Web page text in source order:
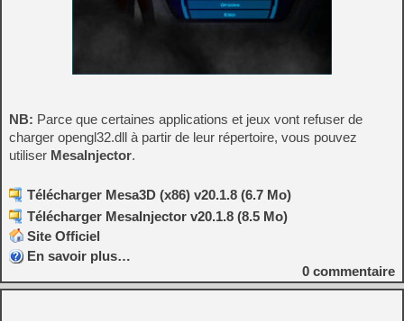
NB: Parce que certaines applications et jeux vont refuser de
charger opengl32.dll à partir de leur répertoire, vous pouvez
utiliser MesaInjector.
Télécharger Mesa3D (x86) v20.1.8 (6.7 Mo)
Télécharger MesaInjector v20.1.8 (8.5 Mo)
Site Officiel
En savoir plus…
0 commentaire